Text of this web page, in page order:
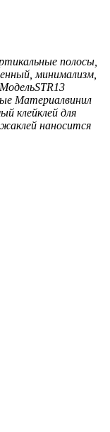
полосы,
минимализм,
МодельSTR13
Материалвинил
клейклей для
клей наносится